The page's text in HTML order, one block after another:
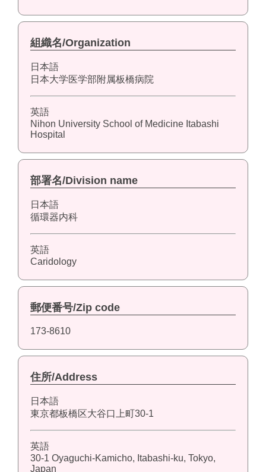
組織名/Organization
日本語
日本大学医学部附属板橋病院
英語
Nihon University School of Medicine Itabashi
Hospital
部署名/Division name
日本語
循環器内科
英語
Caridology
郵便番号/Zip code
173-8610
住所/Address
日本語
東京都板橋区大谷口上町30-1
英語
30-1 Oyaguchi-Kamicho, Itabashi-ku, Tokyo,
Japan